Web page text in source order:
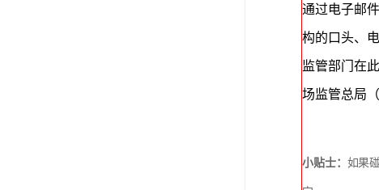
通过电子邮
构的口头、
监管部门在
场监管总局
小贴士： 如果